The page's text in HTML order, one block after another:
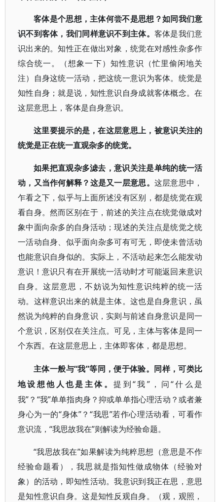
客体是个思想，主体何尝不是思想？如同我们意
识不到客体，我们同样意识不到主体。 客体是我们意
识出来的。知性正在做出对象，统觉在对感性杂多作
综合统一。（想象一下）知性意识（忙里偷闲地关
注）自身这统一活动，把这统一意识为客体。统觉是
知性自身；就是说，知性意识自身成就客体概念。在
这层意思上，客体是自身意识。
这里要提示的是，在这层意思上，被意识关注的
统觉是正在统一直观杂多的统觉。
如果把直观杂多滤去，意识关注是单纯的统一活
动，又当作何解释？这是又一层意思。 这层意思中，
乍看之下，似乎与上面所述没有区别，都是统觉在观
看自身。然而区别在于，前述的关注点在统觉做成对
象中面向杂多的自身活动；现述的关注点是统觉之统
一活动自身、似乎面向杂多可有可无，即使未曾活动
也能意识自身似的。实际上，不活动起来怎么能发动
意识！意识只有在开展统一活动时才可能返回来意识
自身。这层意思，不妨说为知性意识纯粹的统一活
动。这样意识出来的就是主体。这也是自身意识，虽
然说为纯粹的自身意识，实则与前述自身意识是同一
个意识，区别仅在关注点。可见，主体与客体是同一
个东西。在这层意思上，主体即客体，都是思想。
主体一般与“我”等同，便于体验。同样，可类比
地设想他人也是主体。提到 “我”，问“什么是
我”？“我”单单指肉身？抑或单单指心理活动？或者兼
身心为一的“身体”？“我思”若作心理活动看，可看作
意识流，“我思故我在”则解读为经验命题。
“我思故我在”如果解读为纯粹思想（意思是不作
经验命题看），我思就是指知性做成物体（经验对
象）的活动，即知性活动。我意识到我正在思，意思
是知性意识自身。这是知性反观自身。（观，观照，